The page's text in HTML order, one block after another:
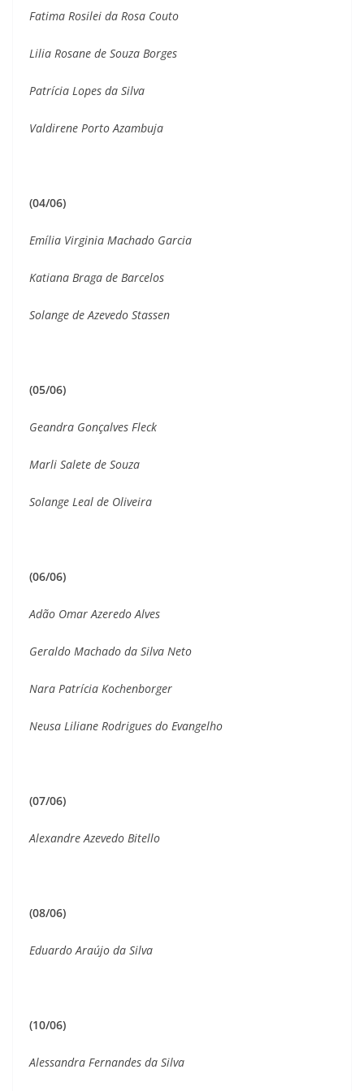
Fatima Rosilei da Rosa Couto
Lilia Rosane de Souza Borges
Patrícia Lopes da Silva
Valdirene Porto Azambuja
(04/06)
Emília Virginia Machado Garcia
Katiana Braga de Barcelos
Solange de Azevedo Stassen
(05/06)
Geandra Gonçalves Fleck
Marli Salete de Souza
Solange Leal de Oliveira
(06/06)
Adão Omar Azeredo Alves
Geraldo Machado da Silva Neto
Nara Patrícia Kochenborger
Neusa Liliane Rodrigues do Evangelho
(07/06)
Alexandre Azevedo Bitello
(08/06)
Eduardo Araújo da Silva
(10/06)
Alessandra Fernandes da Silva